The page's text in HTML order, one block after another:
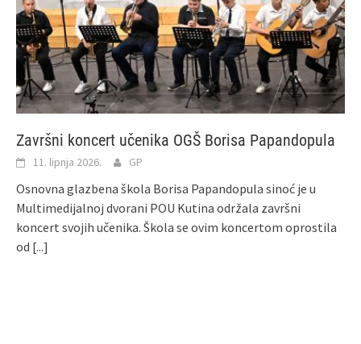
Završni koncert učenika OGŠ Borisa Papandopula
11. lipnja 2026. GP
Osnovna glazbena škola Borisa Papandopula sinoć je u
Multimedijalnoj dvorani POU Kutina održala završni
koncert svojih učenika. Škola se ovim koncertom oprostila
od [...]